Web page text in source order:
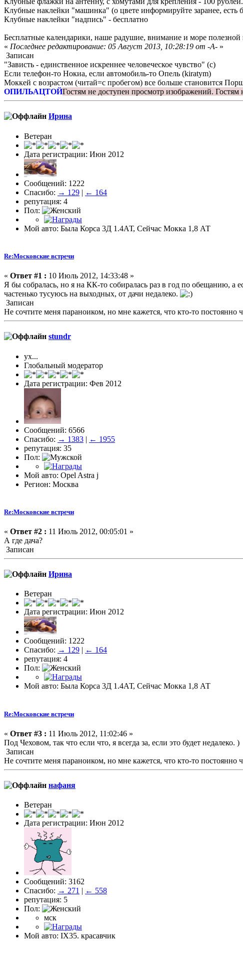
Клубные наклейки "машинка" (о цвете информируйте заранее, есть
Клубные наклейки "надпись" - бесплатно
Бесплатные календарики, наше радушие, внимание и море
« Последнее редактирование: 05 Август 2013, 10:28:19 от -А- »
Записан
"Зависть - единственное искреннее человеческое чувство" (с)
Если телефон-то Нокиа, если автомобиль-то Опель (kiratym)
Моккей с возрастом (читай=с пробегом) все больше становится
ОПИЛЬАЦТОЙГостям не доступен просмотр изображений. Гостям
Ирина
Ветеран
Дата регистрации: Июн 2012
Сообщений: 1222
Спасибо: → 129 | ← 164
репутация: 4
Пол:
Мой авто: Была Корса 3Д 1.4АТ, Сейчас Мокка 1,8 АТ
Re:Московские встречи
« Ответ #1 : 10 Июль 2012, 14:33:48 »
Я бы собралась, но я на КК-то собиралась раз в год по обещанию, а
частенько тусуюсь на выходных, от дачи недалеко.
Записан
Не сочтите меня пapaноиком, но мне кажется, что кто-то постоянно
stundr
ух...
Глобальный модератор
Дата регистрации: Фев 2012
Сообщений: 6566
Спасибо: → 1383 | ← 1955
репутация: 35
Пол:
Мой авто: Opel Astra j
Регион: Москва
Re:Московские встречи
« Ответ #2 : 11 Июль 2012, 00:05:01 »
А где дача?
Записан
Ирина
Ветеран
Дата регистрации: Июн 2012
Сообщений: 1222
Спасибо: → 129 | ← 164
репутация: 4
Пол:
Мой авто: Была Корса 3Д 1.4АТ, Сейчас Мокка 1,8 АТ
Re:Московские встречи
« Ответ #3 : 11 Июль 2012, 11:02:46 »
Под Чеховом, так что если что, я всегда за, если это будет недалеко. )
Записан
Не сочтите меня пapaноиком, но мне кажется, что кто-то постоянно
нафаня
Ветеран
Дата регистрации: Июн 2012
Сообщений: 3162
Спасибо: → 271 | ← 558
репутация: 5
Пол:
мск
Мой авто: IX35. красавчик